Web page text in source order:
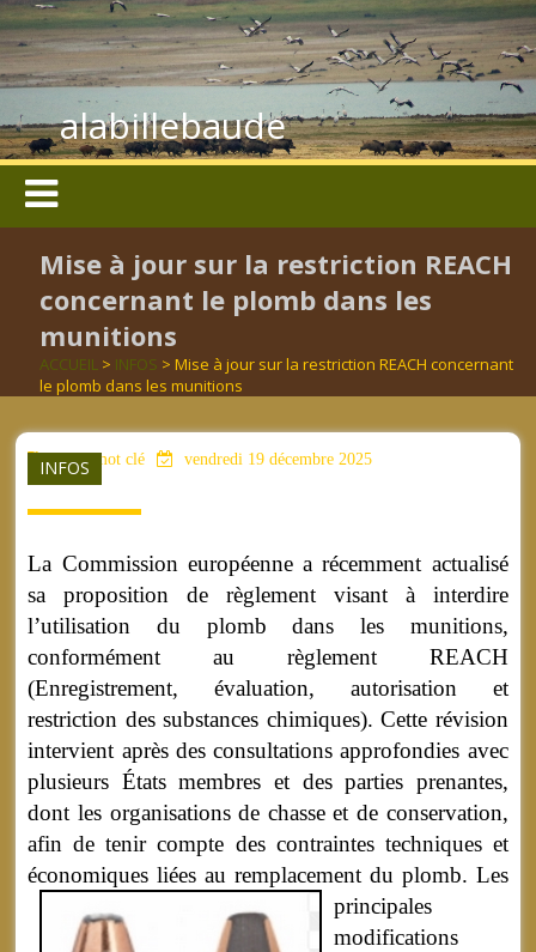
alabillebaude
Mise à jour sur la restriction REACH
concernant le plomb dans les
munitions
ACCUEIL > INFOS > Mise à jour sur la restriction REACH concernant
le plomb dans les munitions
INFOS
aucun mot clé vendredi 19 décembre 2025
La Commission européenne a récemment actualisé
sa proposition de règlement visant à interdire
l’utilisation du plomb dans les munitions,
conformément au règlement REACH
(Enregistrement, évaluation, autorisation et
restriction des substances chimiques). Cette révision
intervient après des consultations approfondies avec
plusieurs États membres et des parties prenantes,
dont les organisations de chasse et de conservation,
afin de tenir compte des contraintes techniques et
économiques liées au remplacement du plomb. Les
principales
modifications